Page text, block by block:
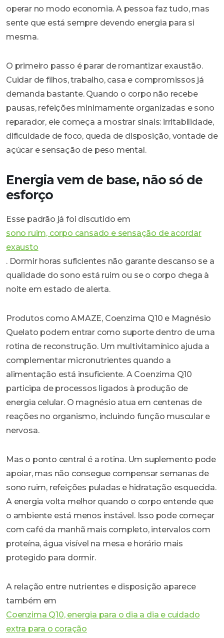
operar no modo economia. A pessoa faz tudo, mas
sente que está sempre devendo energia para si
mesma.
O primeiro passo é parar de romantizar exaustão.
Cuidar de filhos, trabalho, casa e compromissos já
demanda bastante. Quando o corpo não recebe
pausas, refeições minimamente organizadas e sono
reparador, ele começa a mostrar sinais: irritabilidade,
dificuldade de foco, queda de disposição, vontade de
açúcar e sensação de peso mental.
Energia vem de base, não só de
esforço
Esse padrão já foi discutido em
sono ruim, corpo cansado e sensação de acordar
exausto
. Dormir horas suficientes não garante descanso se a
qualidade do sono está ruim ou se o corpo chega à
noite em estado de alerta.
Produtos como AMAZE, Coenzima Q10 e Magnésio
Quelato podem entrar como suporte dentro de uma
rotina de reconstrução. Um multivitamínico ajuda a
complementar micronutrientes quando a
alimentação está insuficiente. A Coenzima Q10
participa de processos ligados à produção de
energia celular. O magnésio atua em centenas de
reações no organismo, incluindo função muscular e
nervosa.
Mas o ponto central é a rotina. Um suplemento pode
apoiar, mas não consegue compensar semanas de
sono ruim, refeições puladas e hidratação esquecida.
A energia volta melhor quando o corpo entende que
o ambiente está menos instável. Isso pode começar
com café da manhã mais completo, intervalos com
proteína, água visível na mesa e horário mais
protegido para dormir.
A relação entre nutrientes e disposição aparece
também em
Coenzima Q10, energia para o dia a dia e cuidado
extra para o coração